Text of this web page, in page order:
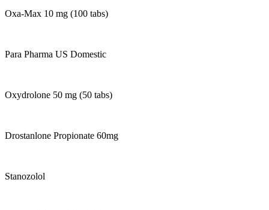
Oxa-Max 10 mg (100 tabs)
Para Pharma US Domestic
Oxydrolone 50 mg (50 tabs)
Drostanlone Propionate 60mg
Stanozolol